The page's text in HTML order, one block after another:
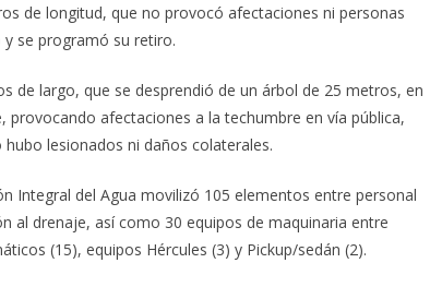
de longitud, que no provocó afectaciones ni personas
se programó su retiro.
de largo, que se desprendió de un árbol de 25 metros, en
afectaciones a la techumbre en vía pública,
lesionados ni daños colaterales.
Integral del Agua movilizó 105 elementos entre personal
al drenaje, así como 30 equipos de maquinaria entre
(15), equipos Hércules (3) y Pickup/sedán (2).